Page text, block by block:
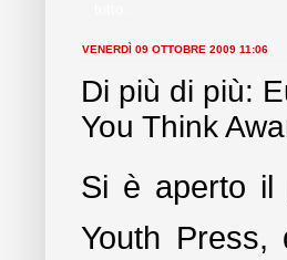
VENERDÌ 09 OTTOBRE 2009 11:06
Di più di più:
You Think
Si è aperto il
Youth Press,